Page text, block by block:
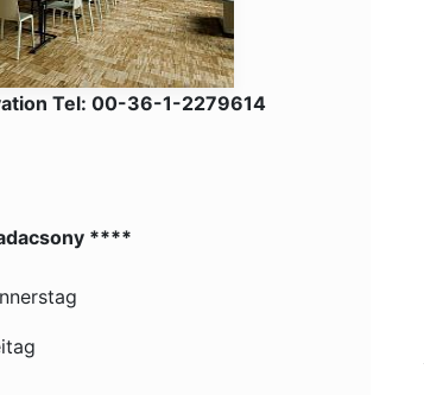
Tel: 00-36-1-2279614
****